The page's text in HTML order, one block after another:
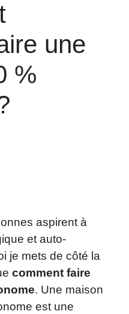
une
%
aspirent à
et auto-
je mets de côté la
comment faire
. Une maison
est une